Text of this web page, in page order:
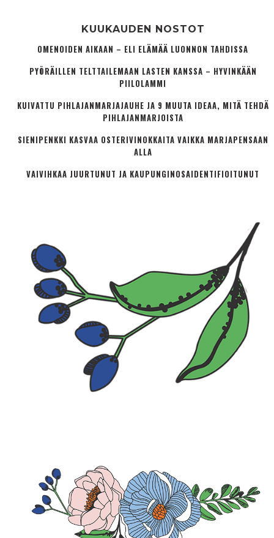
KUUKAUDEN NOSTOT
OMENOIDEN AIKAAN – ELI ELÄMÄÄ LUONNON TAHDISSA
PYÖRÄILLEN TELTTAILEMAAN LASTEN KANSSA – HYVINKÄÄN
PIILOLAMMI
KUIVATTU PIHLAJANMARJAJAUHE JA 9 MUUTA IDEAA, MITÄ TEHDÄ
PIHLAJANMARJOISTA
SIENIPENKKI KASVAA OSTERIVINOKKAITA VAIKKA MARJAPENSAAN
ALLA
VAIVIHKAA JUURTUNUT JA KAUPUNGINOSA­IDENTIFIOITUNUT